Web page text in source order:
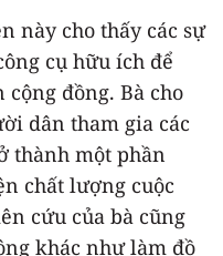
này cho thấy các sự
cụ hữu ích để
đồng. Bà cho
dân tham gia các
thành một phần
chất lượng cuộc
cứu của bà cũng
khác như làm đồ